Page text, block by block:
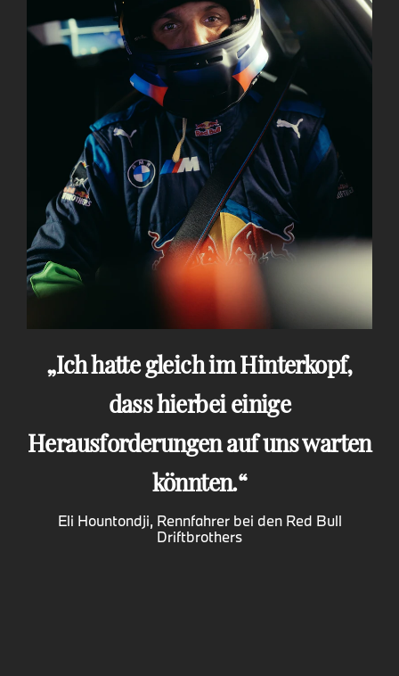
Ich hatte gleich im Hinterkopf,
dass hierbei einige
Herausforderungen auf uns warten
könnten.
Eli Hountondji, Rennfahrer bei den Red Bull
Driftbrothers